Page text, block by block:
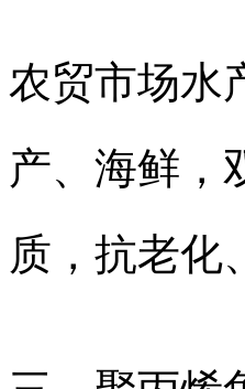
农贸市场水
产、海鲜，
质，抗老化